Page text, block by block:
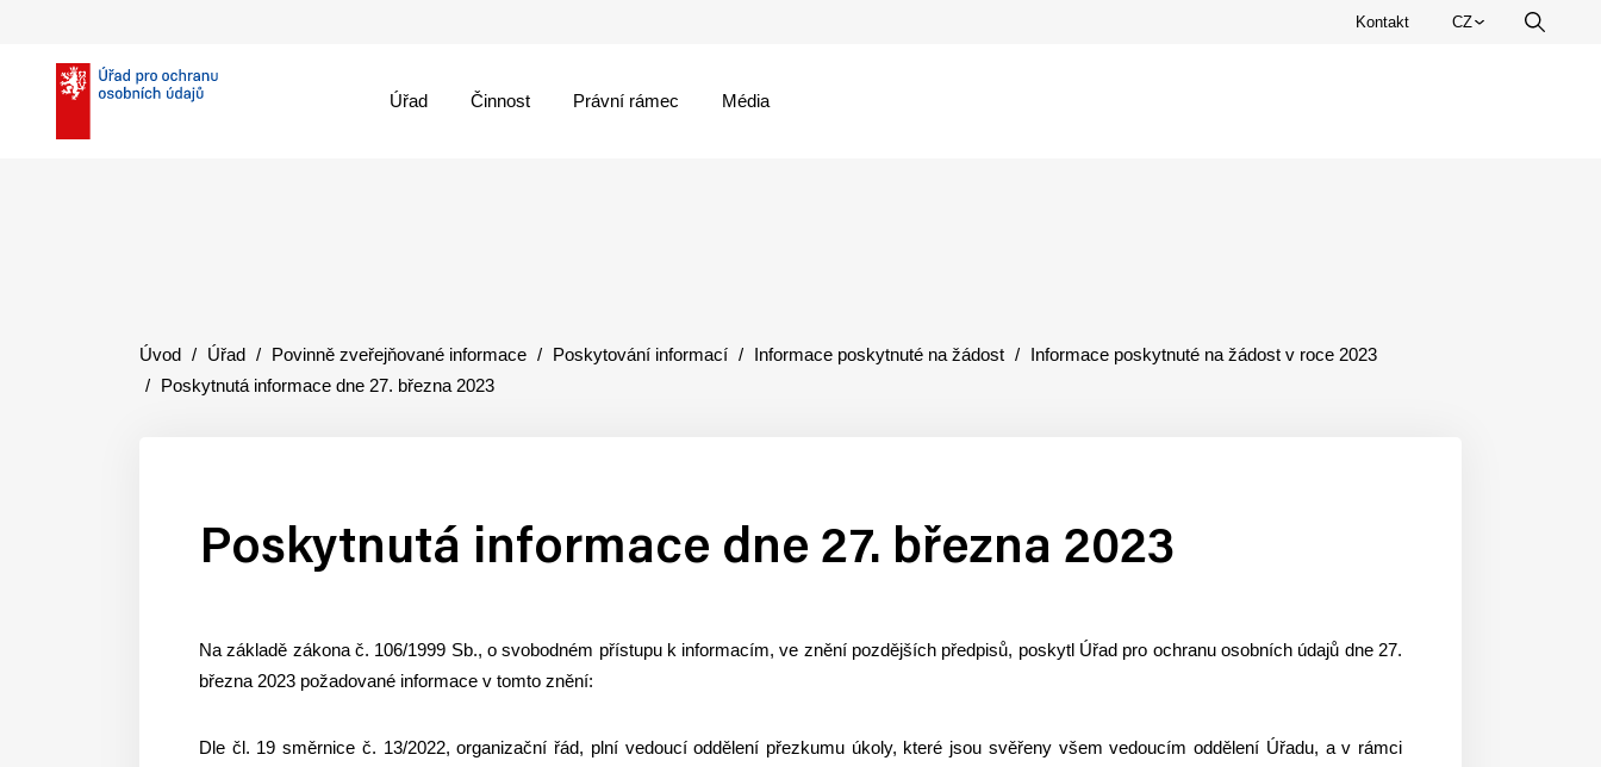
Kontakt
Zvolte
CZ
Úřad Činnost Právní rámec Média
Úvod Úřad Povinně zveřejňované informace Poskytování informací Informace poskytnuté na žádost
Informace poskytnuté na žádost v roce 2023
Poskytnutá informace dne 27. března 2023
Poskytnutá informace dne 27. března 2023
Na základě zákona č. 106/1999 Sb., o svobodném přístupu k informacím, ve znění pozdějších předpisů, poskytl Úřad pro ochranu osobních údajů dne 27.
března 2023 požadované informace v tomto znění:
Dle čl. 19 směrnice č. 13/2022, organizační řád, plní vedoucí oddělení přezkumu úkoly, které jsou svěřeny všem vedoucím oddělení Úřadu, a v rámci